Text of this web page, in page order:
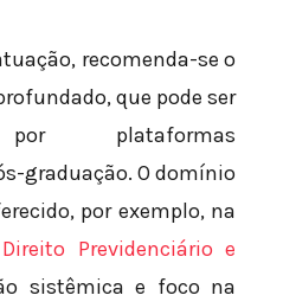
recomenda-se o
que pode ser
por plataformas
graduação. O domínio
por exemplo, na
Previdenciário e
sistêmica e foco na